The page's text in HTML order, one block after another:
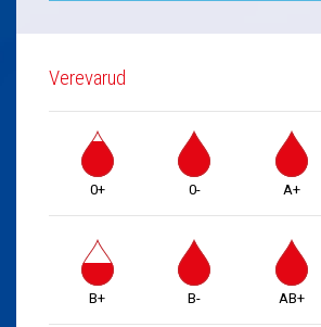
Verevarud
0+ 0- A+
B+ B- AB+